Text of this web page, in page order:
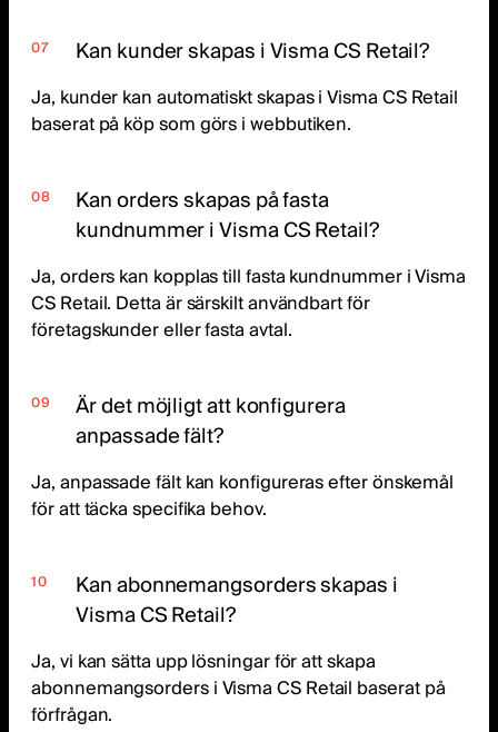
Kan kunder skapas i Visma CS Retail?
Ja, kunder kan automatiskt skapas i Visma CS Retail
baserat på köp som görs i webbutiken.
Kan orders skapas på fasta
kundnummer i Visma CS Retail?
Ja, orders kan kopplas till fasta kundnummer i Visma
CS Retail. Detta är särskilt användbart för
företagskunder eller fasta avtal.
Är det möjligt att konfigurera
anpassade fält?
Ja, anpassade fält kan konfigureras efter önskemål
för att täcka specifika behov.
Kan abonnemangsorders skapas i
Visma CS Retail?
Ja, vi kan sätta upp lösningar för att skapa
abonnemangsorders i Visma CS Retail baserat på
förfrågan.